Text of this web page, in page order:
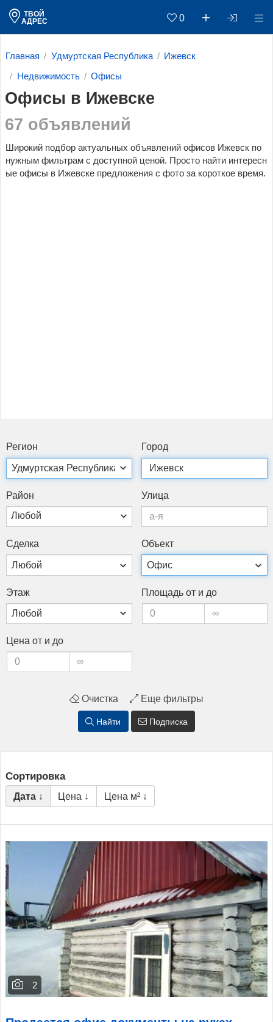
ТВОЙ
АДРЕС
0
Главная Удмуртская Республика Ижевск
Недвижимость Офисы
Офисы в Ижевске
67 объявлений
Широкий подбор актуальных объявлений офисов Ижевск по
нужным фильтрам c доступной ценой. Просто найти интересн
ые офисы в Ижевске предложения с фото за короткое время.
Ре­ги­он Го­род
Рай­он
Любой
Ули­ца
Сдел­ка Объ­ект
Этаж Пло­щадь от и до
Це­на от и до
Очистка Еще фильтры
Найти Подписка
Сортировка
Дата ↓ Цена ↓ Цена м² ↓
2